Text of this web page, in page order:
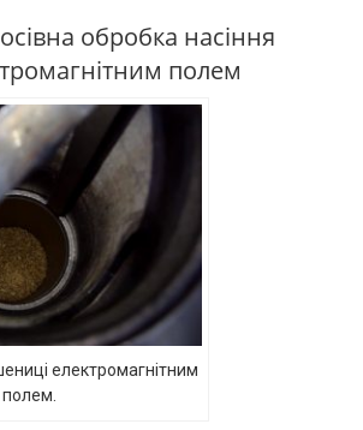
обробка насіння
полем
електромагнітним
полем.